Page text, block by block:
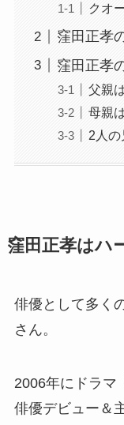
クオ
窪田正孝
窪田正孝
父親
母親
2人の
窪田正孝はハ
俳優として多く
さん。
2006年にドラマ
俳優デビュー＆